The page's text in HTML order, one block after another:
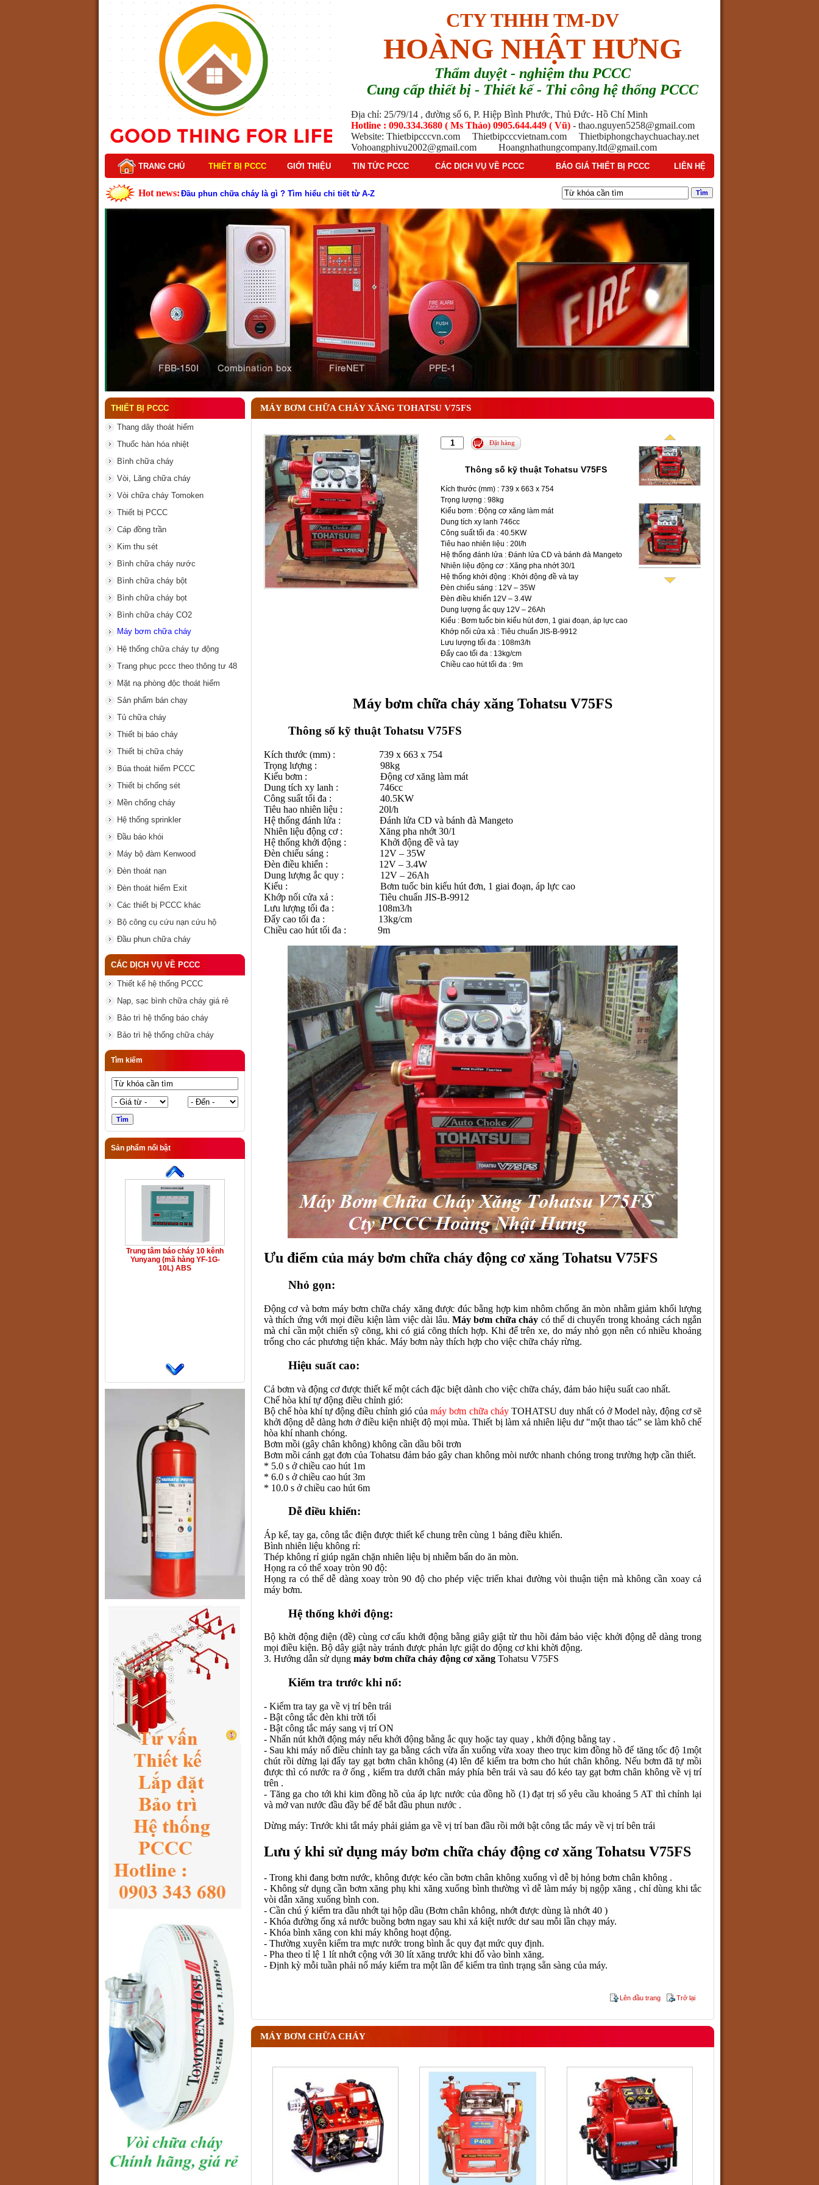
CTY THHH TM-DV
HOÀNG NHẬT HƯNG
Thẩm duyệt - nghiệm thu PCCC
Cung cấp thiết bị - Thiết kế - Thi công hệ thống PCCC
Địa chỉ: 25/79/14 , đường số 6, P. Hiệp Bình Phước, Thủ Đức- Hồ Chí Minh
Hotline : 090.334.3680 ( Ms Thảo) 0905.644.449 ( Vũ) - thao.nguyen5258@gmail.com
Website: Thietbipcccvn.com Thietbipcccvietnam.com Thietbiphongchaychuachay.net
Vohoangphivu2002@gmail.com Hoangnhathungcompany.ltd@gmail.com
TRANG CHỦ THIẾT BỊ PCCC GIỚI THIỆU TIN TỨC PCCC CÁC DỊCH VỤ VỀ PCCC BÁO GIÁ THIẾT BỊ PCCC LIÊN HỆ
Hot news: Đầu phun chữa cháy là gì ? Tìm hiểu chi tiết từ A-Z
Cách kiểm tra và bảo trì hệ thống báo cháy Hochiki định kỳ
Cấu tạo và nguyên lý hoạt động của báo cháy Horing
Tìm hiểu chi tiết về hệ thống báo cháy Horing hiện nay
Các loại thang dây thoát hiểm phổ biến trên thị trường
Thang dây thoát hiểm có tác dụng gì trong tình huống khẩn cấp hiệu quả
Cấu tạo đầu phun chữa cháy trong hệ thống sprinkler tự động
Kim thu sét là gì? Cấu tạo, nguyên lý hoạt động và ứng dụng thực tế
Đầu phun chữa cháy là gì và nguyên lý hoạt động chi tiết
THIẾT BỊ PCCC
Thang dây thoát hiểm
Thuốc hàn hóa nhiệt
Bình chữa cháy
Vòi, Lăng chữa cháy
Vòi chữa cháy Tomoken
Thiết bị PCCC
Cáp đồng trần
Kim thu sét
Bình chữa cháy nước
Bình chữa cháy bột
Bình chữa cháy bọt
Bình chữa cháy CO2
Máy bơm chữa cháy
Hệ thống chữa cháy tự động
Trang phục pccc theo thông tư 48
Mặt nạ phòng độc thoát hiểm
Sản phẩm bán chạy
Tủ chữa cháy
Thiết bị báo cháy
Thiết bị chữa cháy
Búa thoát hiểm PCCC
Thiết bị chống sét
Mền chống cháy
Hệ thống sprinkler
Đầu báo khói
Máy bộ đàm Kenwood
Đèn thoát nạn
Đèn thoát hiểm Exit
Các thiết bị PCCC khác
Bộ công cụ cứu nạn cứu hộ
Đầu phun chữa cháy
CÁC DỊCH VỤ VỀ PCCC
Thiết kế hệ thống PCCC
Nạp, sạc bình chữa cháy giá rẻ
Bảo trì hệ thống báo cháy
Bảo trì hệ thống chữa cháy
Tìm kiếm
Sản phẩm nổi bật
Trung tâm báo cháy 10 kênh
Yunyang (mã hàng YF-1G-
10L) ABS
MÁY BƠM CHỮA CHÁY XĂNG TOHATSU V75FS
Đặt hàng
Thông số kỹ thuật Tohatsu V75FS
Kích thước (mm) : 739 x 663 x 754
Trọng lượng : 98kg
Kiểu bơm : Động cơ xăng làm mát
Dung tích xy lanh 746cc
Công suất tối đa : 40.5KW
Tiêu hao nhiên liệu : 20l/h
Hệ thống đánh lửa : Đánh lửa CD và bánh đà Mangeto
Nhiên liệu động cơ : Xăng pha nhớt 30/1
Hệ thống khởi động : Khởi động đề và tay
Đèn chiếu sáng : 12V – 35W
Đèn điều khiển 12V – 3.4W
Dung lượng ắc quy 12V – 26Ah
Kiểu : Bơm tuốc bin kiểu hút đơn, 1 giai đoạn, áp lực cao
Khớp nối cửa xả : Tiêu chuẩn JIS-B-9912
Lưu lượng tối đa : 108m3/h
Đẩy cao tối đa : 13kg/cm
Chiều cao hút tối đa : 9m
Máy bơm chữa cháy xăng Tohatsu V75FS
Thông số kỹ thuật Tohatsu V75FS
Kích thước (mm) : 739 x 663 x 754
Trọng lượng : 98kg
Kiểu bơm : Động cơ xăng làm mát
Dung tích xy lanh : 746cc
Công suất tối đa : 40.5KW
Tiêu hao nhiên liệu : 20l/h
Hệ thống đánh lửa : Đánh lửa CD và bánh đà Mangeto
Nhiên liệu động cơ : Xăng pha nhớt 30/1
Hệ thống khởi động : Khởi động đề và tay
Đèn chiếu sáng : 12V – 35W
Đèn điều khiển : 12V – 3.4W
Dung lượng ắc quy : 12V – 26Ah
Kiểu : Bơm tuốc bin kiểu hút đơn, 1 giai đoạn, áp lực cao
Khớp nối cửa xả : Tiêu chuẩn JIS-B-9912
Lưu lượng tối đa : 108m3/h
Đẩy cao tối đa : 13kg/cm
Chiều cao hút tối đa : 9m
Ưu điểm của máy bơm chữa cháy động cơ xăng Tohatsu V75FS
Nhỏ gọn:
Động cơ và bơm máy bơm chữa cháy xăngđược đúc bằng hợp kim nhôm chống ăn mòn nhằm giảm khối lượng
và thích ứng với mọi điều kiện làm việc dài lâu. Máy bơm chữa cháy có thể di chuyển trong khoảng cách ngắn
mà chỉ cần một chiến sỹ cõng, khi có giá cõng thích hợp. Khi để trên xe, do máy nhỏ gọn nên có nhiều khoảng
trống cho các phương tiện khác. Máy bơm này thích hợp cho việc chữa cháy rừng.
Hiệu suất cao:
Cả bơm và động cơ được thiết kế một cách đặc biệt dành cho việc chữa cháy, đảm bảo hiệu suất cao nhất.
Chế hòa khí tự động điều chỉnh gió:
Bộ chế hòa khí tự động điều chỉnh gió củamáy bơm chữa cháyTOHATSU duy nhất có ở Model này, động cơ sẽ
khởi động dễ dàng hơn ở điều kiện nhiệt độ mọi mùa. Thiết bị làm xả nhiên liệu dư "một thao tác” se làm khô chế
hòa khí nhanh chóng.
Bơm mồi (gây chân không) không cần dầu bôi trơn
Bơm mồi cánh gạt đơn của Tohatsu đảm bảo gây chan không mòi nước nhanh chóng trong trường hợp cần thiết.
* 5.0 s ở chiều cao hút 1m
* 6.0 s ở chiều cao hút 3m
* 10.0 s ở chiều cao hút 6m
Dễ điều khiển:
Áp kế, tay ga, công tắc điện được thiết kế chung trên cùng 1 bảng điều khiển.
Bình nhiên liệu không rỉ:
Thép không rỉ giúp ngăn chặn nhiên liệu bị nhiễm bẩn do ăn mòn.
Họng ra có thể xoay tròn 90 độ:
Họng ra có thể dễ dàng xoay tròn 90 độ cho phép việc triển khai đường vòi thuận tiện mà không cần xoay cả
máy bơm.
Hệ thống khởi động:
Bộ khời động điện (đề) cùng cơ cấu khởi động bằng giây giật từ thu hồi đảm bảo việc khởi động dễ dàng trong
mọi điều kiện. Bộ dây giật này tránh được phản lực giật do động cơ khi khời động.
3. Hướng dẫn sử dụng máy bơm chữa cháy động cơ xăng Tohatsu V75FS
Kiểm tra trước khi nổ:
- Kiểm tra tay ga về vị trí bên trái
- Bật công tắc đèn khi trời tối
- Bật công tắc máy sang vị trí ON
- Nhấn nút khởi động máy nếu khởi động bằng ắc quy hoặc tay quay , khởi động bằng tay .
- Sau khi máy nổ điều chỉnh tay ga bằng cách vừa ấn xuống vừa xoay theo trục kim đồng hồ để tăng tốc độ 1một
chút rồi dừng lại đẩy tay gạt bơm chân không (4) lên để kiểm tra bơm cho hút chân không. Nếu bơm đã tự mồi
được thì có nước ra ở ống , kiểm tra dưới chân máy phía bên trái và sau đó kéo tay gạt bơm chân không về vị trí
trên .
- Tăng ga cho tới khi kim đồng hồ của áp lực nước của đồng hồ (1) đạt trị số yêu cầu khoảng 5 AT thì chỉnh lại
và mở van nước đầu đầy bể để bắt đầu phun nước .
Dừng máy: Trước khi tắt máy phải giảm ga về vị trí ban đầu rồi mới bật công tắc máy về vị trí bên trái
Lưu ý khi sử dụng máy bơm chữa cháy động cơ xăng Tohatsu V75FS
- Trong khi đang bơm nước, không được kéo cần bơm chân không xuống vì dễ bị hỏng bơm chân không .
- Không sử dụng cần bơm xăng phụ khi xăng xuống bình thường vì dễ làm máy bị ngộp xăng , chỉ dùng khi tắc
vòi dẫn xăng xuống bình con.
- Cần chú ý kiểm tra dầu nhớt tại hộp dầu (Bơm chân không, nhớt được dùng là nhớt 40 )
- Khóa đường ống xả nước buồng bơm ngay sau khi xả kiệt nước dư sau mỗi lần chạy máy.
- Khóa bình xăng con khi máy không hoạt động.
- Thường xuyên kiểm tra mực nước trong bình ắc quy đạt mức quy định.
- Pha theo tỉ lệ 1 lít nhớt cộng với 30 lít xăng trước khi đổ vào bình xăng.
- Định kỳ mỗi tuần phải nổ máy kiểm tra một lần để kiểm tra tình trạng sẵn sàng của máy.
Lên đầu trang Trở lại
MÁY BƠM CHỮA CHÁY